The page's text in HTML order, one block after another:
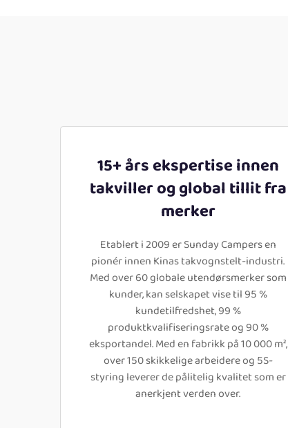
15+ års ekspertise innen
takviller og global tillit fra
merker
Etablert i 2009 er Sunday Campers en
pionér innen Kinas takvognstelt-industri.
Med over 60 globale utendørsmerker som
kunder, kan selskapet vise til 95 %
kundetilfredshet, 99 %
produktkvalifiseringsrate og 90 %
eksportandel. Med en fabrikk på 10 000 m²,
over 150 skikkelige arbeidere og 5S-
styring leverer de pålitelig kvalitet som er
anerkjent verden over.